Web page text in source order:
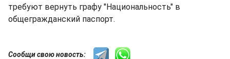
требуют вернуть графу "Национальность" в
общегражданский паспорт.
Сообщи свою новость: